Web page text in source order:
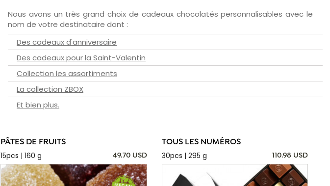
Nous avons un très grand choix de cadeaux chocolatés personnalisables avec le
nom de votre destinataire dont :
Des cadeaux d'anniversaire
Des cadeaux pour la Saint-Valentin
Collection les assortiments
La collection ZBOX
Et bien plus.
PÂTES DE FRUITS
15pcs | 160 g
49.70 USD
TOUS LES NUMÉROS
30pcs | 295 g
110.98 USD